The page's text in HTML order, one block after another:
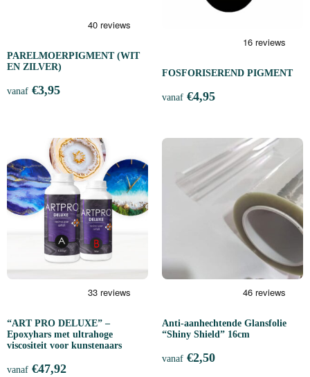
PARELMOERPIGMENT (WIT
EN ZILVER)
vanaf €3,95
FOSFORISEREND PIGMENT
vanaf €4,95
“ART PRO DELUXE” –
Epoxyhars met ultrahoge
viscositeit voor kunstenaars
vanaf €47,92
Anti-aanhechtende Glansfolie
“Shiny Shield” 16cm
vanaf €2,50